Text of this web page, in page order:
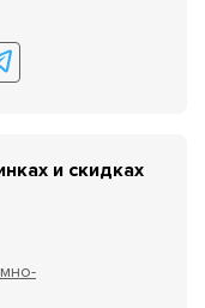
и скидках